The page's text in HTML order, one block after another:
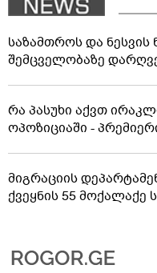
საზამთროს და ნესვის
შემცველობაზე
რა პასუხი აქვთ
ოპოზიციაში -
მიგრაციის
ქვეყნის 55 მოქალაქე